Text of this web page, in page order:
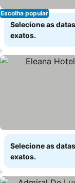
Escolha popular
Selecione as
exatos.
Selecione as
exatos.